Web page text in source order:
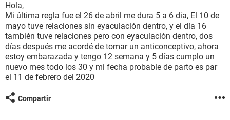
BIENESTAR
SEXUALIDAD
GLOSARIO
Hola,
Mi última regla fue el 26 de abril me dura 5 a 6 dia, El 10 de
mayo tuve relaciones sin eyaculación dentro, y el día 16
también tuve relaciones pero con eyaculación dentro, dos
días después me acordé de tomar un anticonceptivo, ahora
estoy embarazada y tengo 12 semana y 5 días cumplo un
nuevo mes todo los 30 y mi fecha probable de parto es par
el 11 de febrero del 2020
Compartir